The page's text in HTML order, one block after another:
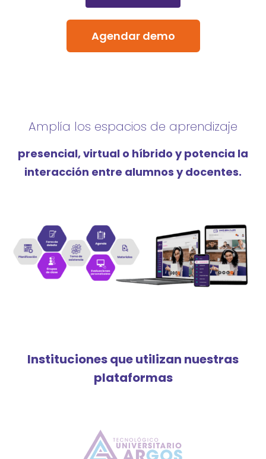
Agendar demo
Amplía los espacios de aprendizaje
presencial, virtual o híbrido y potencia la
interacción entre alumnos y docentes.
Instituciones que utilizan nuestras
plataformas